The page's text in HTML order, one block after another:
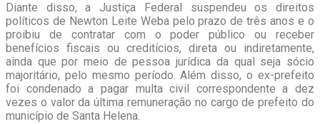
Diante disso, a Justiça Federal suspendeu os direitos
políticos de Newton Leite Weba pelo prazo de três anos e o
proibiu de contratar com o poder público ou receber
benefícios fiscais ou creditícios, direta ou indiretamente,
ainda que por meio de pessoa jurídica da qual seja sócio
majoritário, pelo mesmo período. Além disso, o ex-prefeito
foi condenado a pagar multa civil correspondente a dez
vezes o valor da última remuneração no cargo de prefeito do
município de Santa Helena.